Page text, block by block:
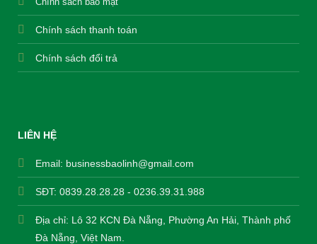
Chính sách thanh toán
Chính sách đổi trả
LIÊN HỆ
Email: businessbaolinh@gmail.com
SĐT: 0839.28.28.28 - 0236.39.31.988
Địa chỉ: Lô 32 KCN Đà Nẵng, Phường An Hải, Thành phố
Đà Nẵng, Việt Nam.